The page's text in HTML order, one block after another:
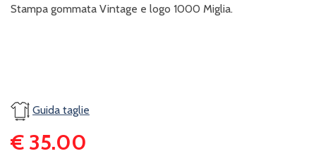
Stampa gommata Vintage e logo 1000 Miglia.
Guida taglie
€ 35.00